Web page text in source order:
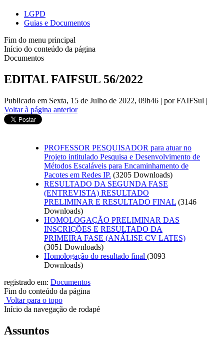
LGPD
Guias e Documentos
Fim do menu principal
Início do conteúdo da página
Documentos
EDITAL FAIFSUL 56/2022
Publicado em Sexta, 15 de Julho de 2022, 09h46 | por FAIFSul |
Voltar à página anterior
PROFESSOR PESQUISADOR para atuar no
Projeto intitulado Pesquisa e Desenvolvimento de
Métodos Escaláveis para Encaminhamento de
Pacotes em Redes IP. (3205 Downloads)
RESULTADO DA SEGUNDA FASE
(ENTREVISTA) RESULTADO
PRELIMINAR E RESULTADO FINAL (3146
Downloads)
HOMOLOGAÇÃO PRELIMINAR DAS
INSCRIÇÕES E RESULTADO DA
PRIMEIRA FASE (ANÁLISE CV LATES)
(3051 Downloads)
Homologação do resultado final (3093
Downloads)
registrado em: Documentos
Fim do conteúdo da página
Voltar para o topo
Início da navegação de rodapé
Assuntos